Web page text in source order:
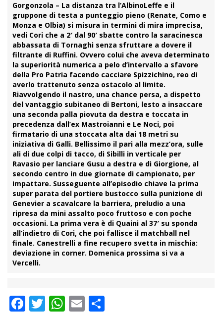
Gorgonzola – La distanza tra l’AlbinoLeffe e il
gruppone di testa a punteggio pieno (Renate, Como e
Monza e Olbia) si misura in termini di mira imprecisa,
vedi Cori che a 2′ dal 90′ sbatte contro la saracinesca
abbassata di Tornaghi senza sfruttare a dovere il
filtrante di Ruffini. Ovvero colui che aveva determinato
la superiorità numerica a pelo d’intervallo a sfavore
della Pro Patria facendo cacciare Spizzichino, reo di
averlo trattenuto senza ostacolo al limite.
Riavvolgendo il nastro, una chance persa, a dispetto
del vantaggio subitaneo di Bertoni, lesto a insaccare
una seconda palla piovuta da destra e toccata in
precedenza dall’ex Mastroianni e Le Noci, poi
firmatario di una stoccata alta dai 18 metri su
iniziativa di Galli. Bellissimo il pari alla mezz’ora, sulle
ali di due colpi di tacco, di Sibilli in verticale per
Ravasio per lanciare Gusu a destra e di Giorgione, al
secondo centro in due giornate di campionato, per
impattare. Susseguente all’episodio chiave la prima
super parata del portiere bustocco sulla punizione di
Genevier a scavalcare la barriera, preludio a una
ripresa da mini assalto poco fruttoso e con poche
occasioni. La prima vera è di Quaini al 37′ su sponda
all’indietro di Cori, che poi fallisce il matchball nel
finale. Canestrelli a fine recupero svetta in mischia:
deviazione in corner. Domenica prossima si va a
Vercelli.
Facebook
Twitter
WhatsApp
Email